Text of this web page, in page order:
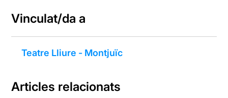
Vinculat/da a
Teatre Lliure - Montjuïc
Articles relacionats